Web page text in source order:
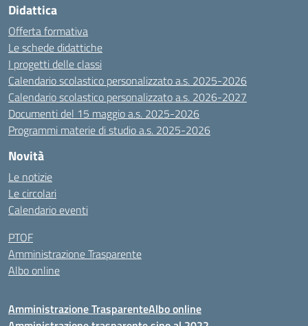
Didattica
Offerta formativa
Le schede didattiche
I progetti delle classi
Calendario scolastico personalizzato a.s. 2025-2026
Calendario scolastico personalizzato a.s. 2026-2027
Documenti del 15 maggio a.s. 2025-2026
Programmi materie di studio a.s. 2025-2026
Novità
Le notizie
Le circolari
Calendario eventi
PTOF
Amministrazione Trasparente
Albo online
Amministrazione TrasparenteAlbo online